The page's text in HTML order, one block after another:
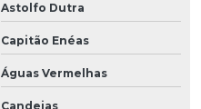
Astolfo Dutra
Capitão Enéas
Águas Vermelhas
Candeias